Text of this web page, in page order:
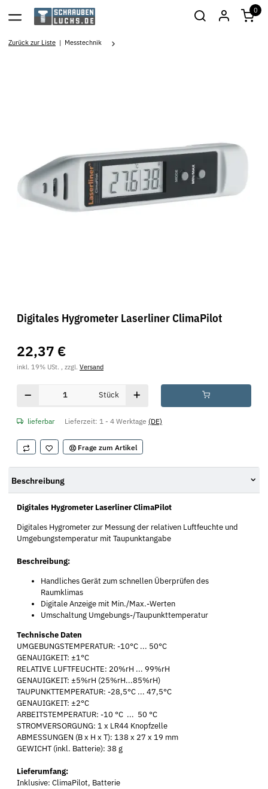
0
Zurück zur Liste Messtechnik
Digitales Hygrometer Laserliner ClimaPilot
22,37 €
inkl. 19% USt. , zzgl. Versand
Stück
lieferbar Lieferzeit: 1 - 4 Werktage (DE)
Frage zum Artikel
Beschreibung
Digitales Hygrometer Laserliner ClimaPilot
Digitales Hygrometer zur Messung der relativen Luftfeuchte und
Umgebungstemperatur mit Taupunktangabe
Beschreibung:
Handliches Gerät zum schnellen Überprüfen des
Raumklimas
Digitale Anzeige mit Min./Max.-Werten
Umschaltung Umgebungs-/Taupunkttemperatur
Technische Daten
UMGEBUNGSTEMPERATUR: -10°C ... 50°C
GENAUIGKEIT: ±1°C
RELATIVE LUFTFEUCHTE: 20%rH ... 99%rH
GENAUIGKEIT: ±5%rH (25%rH...85%rH)
TAUPUNKTTEMPERATUR: -28,5°C ... 47,5°C
GENAUIGKEIT: ±2°C
ARBEITSTEMPERATUR: -10 °C ... 50 °C
STROMVERSORGUNG: 1 x LR44 Knopfzelle
ABMESSUNGEN (B x H x T): 138 x 27 x 19 mm
GEWICHT (inkl. Batterie): 38 g
Lieferumfang:
Inklusive: ClimaPilot, Batterie